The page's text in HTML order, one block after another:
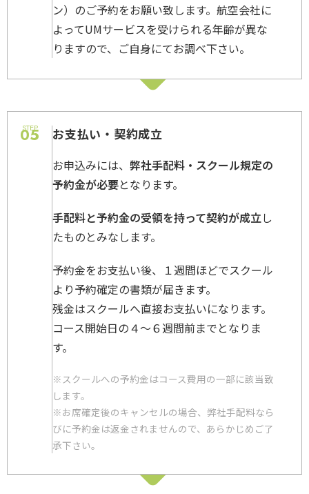
ン）のご予約をお願い致します。航空会社に
よってUMサービスを受けられる年齢が異な
りますので、ご自身にてお調べ下さい。
STEP
05 お支払い・契約成立
お申込みには、弊社手配料・スクール規定の
予約金が必要となります。
手配料と予約金の受領を持って契約が成立し
たものとみなします。
予約金をお支払い後、１週間ほどでスクール
より予約確定の書類が届きます。
残金はスクールへ直接お支払いになります。
コース開始日の４～６週間前までとなりま
す。
※スクールへの予約金はコース費用の一部に該当致
します。
※お席確定後のキャンセルの場合、弊社手配料なら
びに予約金は返金されませんので、あらかじめご了
承下さい。